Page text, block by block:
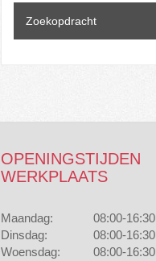
Zoekopdracht
OPENINGSTIJDEN
WERKPLAATS
Maandag:
08:00-16:30
Dinsdag:
08:00-16:30
Woensdag:
08:00-16:30